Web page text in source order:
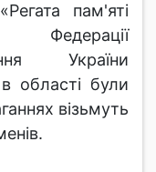
пам'яті
Федерації
України
області були
візьмуть